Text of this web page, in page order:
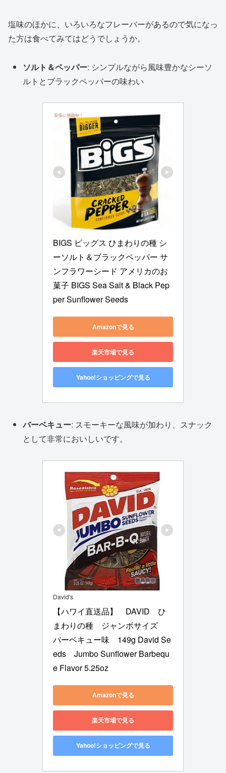
塩味のほかに、いろいろなフレーバーがあるので気になっ
た方は食べてみてはどうでしょうか。
ソルト＆ペッパー: シンプルながら風味豊かなシーソ
ルトとブラックペッパーの味わい
BIGS ビッグス ひまわりの種 シ
ーソルト＆ブラックペッパー サ
ンフラワーシード アメリカのお
菓子 BIGS Sea Salt & Black Pep
per Sunflower Seeds
Amazonで見る
楽天市場で見る
Yahoo!ショッピングで見る
バーベキュー: スモーキーな風味が加わり、スナック
として非常においしいです。
David's
【ハワイ直送品】　DAVID　ひ
まわりの種　ジャンボサイズ
バーベキュー味　149g David Se
eds　Jumbo Sunflower Barbequ
e Flavor 5.25oz
Amazonで見る
楽天市場で見る
Yahoo!ショッピングで見る